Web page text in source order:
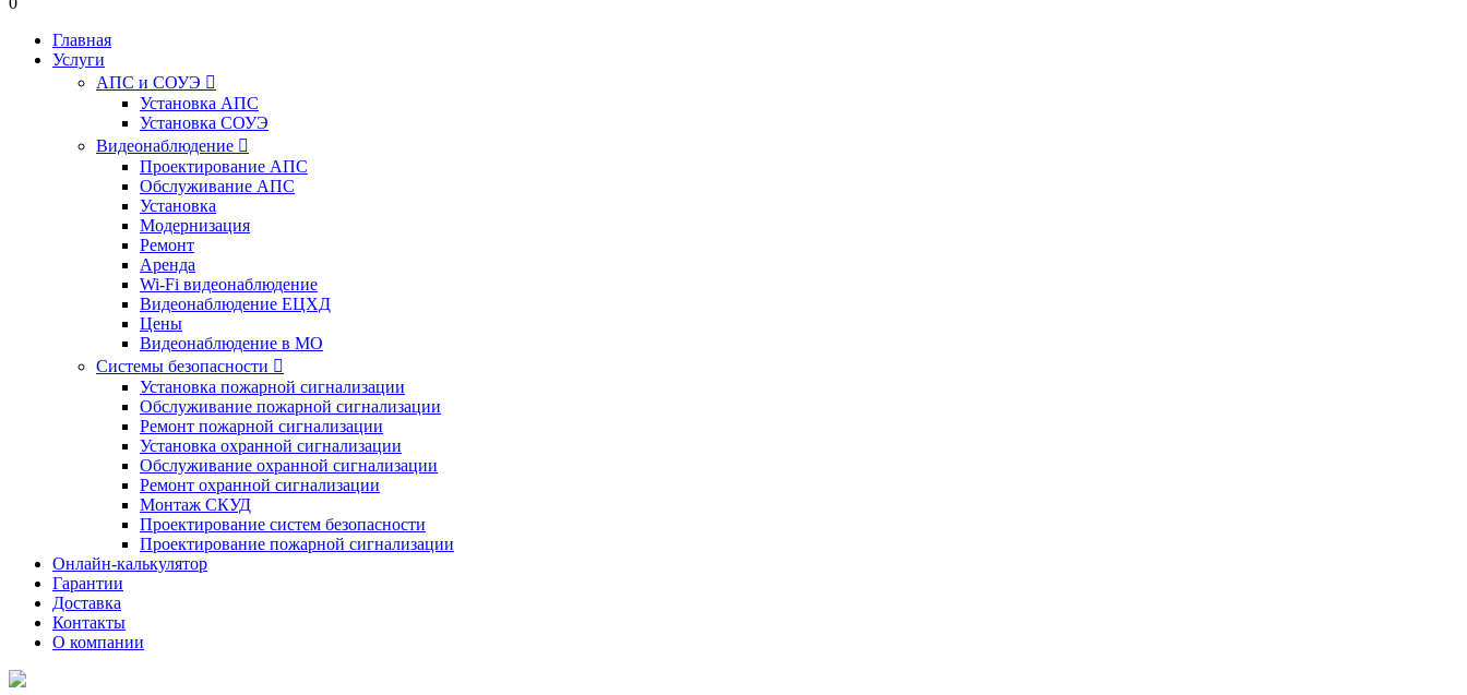
Главная
Услуги
АПС и СОУЭ 
Установка АПС
Установка СОУЭ
Видеонаблюдение 
Проектирование АПС
Обслуживание АПС
Установка
Модернизация
Ремонт
Аренда
Wi-Fi видеонаблюдение
Видеонаблюдение ЕЦХД
Цены
Видеонаблюдение в МО
Системы безопасности 
Установка пожарной сигнализации
Обслуживание пожарной сигнализации
Ремонт пожарной сигнализации
Установка охранной сигнализации
Обслуживание охранной сигнализации
Ремонт охранной сигнализации
Монтаж СКУД
Проектирование систем безопасности
Проектирование пожарной сигнализации
Онлайн-калькулятор
Гарантии
Доставка
Контакты
О компании